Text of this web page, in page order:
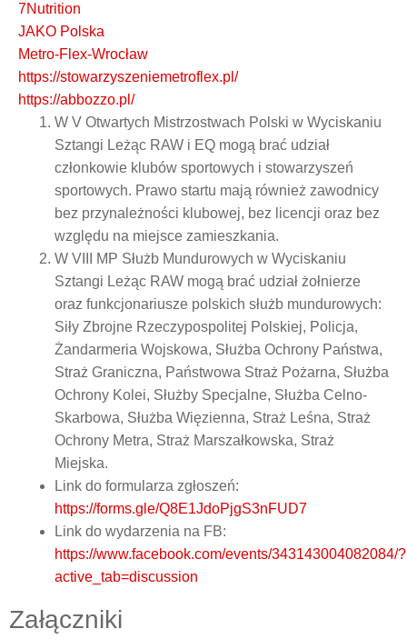
7Nutrition
JAKO Polska
Metro-Flex-Wrocław
https://stowarzyszeniemetroflex.pl/
https://abbozzo.pl/
W V Otwartych Mistrzostwach Polski w Wyciskaniu
Sztangi Leżąc RAW i EQ mogą brać udział
członkowie klubów sportowych i stowarzyszeń
sportowych. Prawo startu mają również zawodnicy
bez przynależności klubowej, bez licencji oraz bez
względu na miejsce zamieszkania.
W VIII MP Służb Mundurowych w Wyciskaniu
Sztangi Leżąc RAW mogą brać udział żołnierze
oraz funkcjonariusze polskich służb mundurowych:
Siły Zbrojne Rzeczypospolitej Polskiej, Policja,
Żandarmeria Wojskowa, Służba Ochrony Państwa,
Straż Graniczna, Państwowa Straż Pożarna, Służba
Ochrony Kolei, Służby Specjalne, Służba Celno-
Skarbowa, Służba Więzienna, Straż Leśna, Straż
Ochrony Metra, Straż Marszałkowska, Straż
Miejska.
Link do formularza zgłoszeń:
https://forms.gle/Q8E1JdoPjgS3nFUD7
Link do wydarzenia na FB:
https://www.facebook.com/events/343143004082084/?
active_tab=discussion
Załączniki